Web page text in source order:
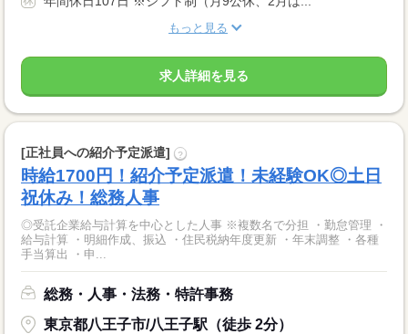
もっと見る
求人詳細を見る
[正社員への紹介予定派遣] ?
時給1700円！紹介予定派遣！未経験OK◎土日
祝休み！総務人事
◎受託企業給与計算を中心とした人事 ※複数名で分担 ・勤怠管理 ・
給与計算 ・明細作成、振込 ・住民税納年度更新 ・年末調整 ・各種
手当算出 ・申...
総務・人事・法務・特許事務
東京都八王子市/八王子駅（徒歩 2分）